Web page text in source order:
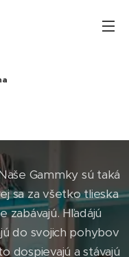
Gammky sú taká
sa za všetko tlieska
zabávajú. Hľadájú
do svojich pohybov
dospievajú a stávajú